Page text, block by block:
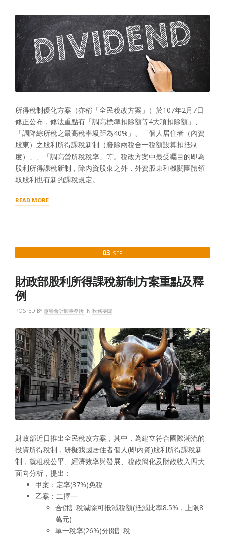
相
關
規
定”
規
定”
所得稅制優化方案（亦稱「全民稅改方案」）於107年2月7日
修正公布，修法重點有「調高標準扣除額等4大項扣除額」、
「調降綜所稅之最高稅率級距為40%」、「個人居住者（內資
股東）之股利所得課稅新制（廢除兩稅合一稅額設算扣抵制
度）」、「調高營所稅稅率」等。稅改方案中最受矚目的即為
股利所得課稅新制，除內資股東之外，外資股東和機關團體領
取股利也有新的課稅規定。
READ MORE“2018
新
上
得
課
新
制”
03 SEP
財政部股利所得課稅新制方案重點及釋
例
POSTED BY 惠譽會計師事務所 IN 稅務要聞
財政部近日推出全民稅改方案，其中，為建立符合國際潮流的
投資所得稅制，研擬我國居住者個人(即內資)股利所得課稅新
制，就租稅公平、經濟效率與發展、稅政簡化及財政收入四大
面向分析，提出：
甲案：定率(37%)免稅
乙案：二擇一
合併計稅減除可抵減稅額(抵減比率8.5%，上限8
萬元)
單一稅率(26%)分開計稅